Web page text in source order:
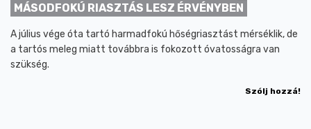
MÁSODFOKÚ RIASZTÁS LESZ ÉRVÉNYBEN
A július vége óta tartó harmadfokú hőségriasztást mérséklik, de
a tartós meleg miatt továbbra is fokozott óvatosságra van
szükség.
Szólj hozzá!